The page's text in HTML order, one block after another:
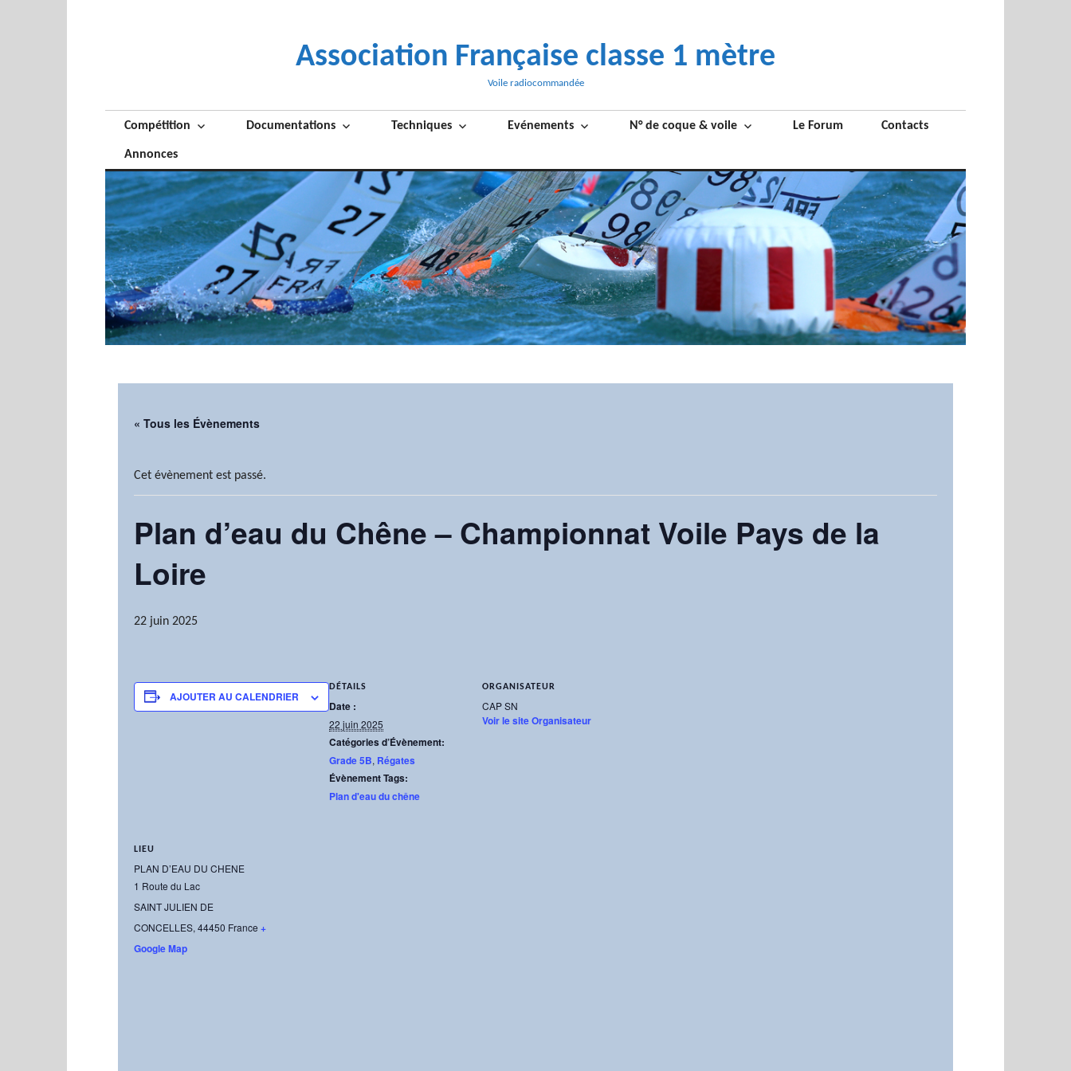
Association Française classe 1 mètre
Voile radiocommandée
Compétition Documentations Techniques Evénements N° de coque & voile Le Forum Contacts
Annonces
« Tous les Évènements
Cet évènement est passé.
Plan d’eau du Chêne – Championnat Voile Pays de la
Loire
22 juin 2025
AJOUTER AU CALENDRIER
DÉTAILS
Date :
22 juin 2025
Catégories d’Évènement:
Grade 5B, Régates
Évènement Tags:
Plan d'eau du chêne
ORGANISATEUR
CAP SN
Voir le site Organisateur
LIEU
PLAN D’EAU DU CHENE
1 Route du Lac
SAINT JULIEN DE
CONCELLES, 44450 France +
Google Map